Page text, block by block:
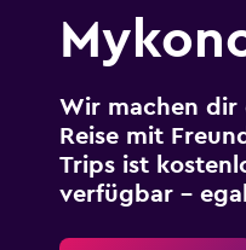
Wir machen dir
Reise mit
Trips ist
verfügbar –